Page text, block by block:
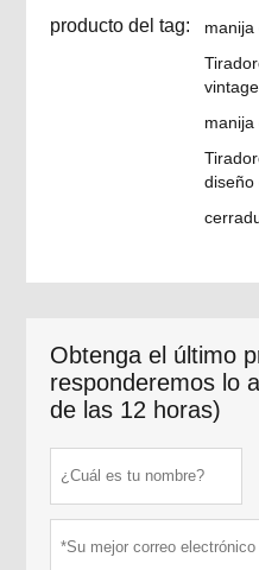
producto del tag:
vintage
diseño
Obtenga el último
responderemos lo
de las 12 horas)